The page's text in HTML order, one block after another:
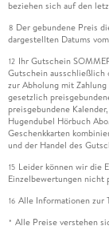
beziehen sich auf den
8 Der gebundene Preis
dargestellten Datums
12 Ihr Gutschein
Gutschein ausschließlich
zur Abholung mit
gesetzlich
preisgebundene
Hugendubel Hörbuch
Geschenkkarten
und der Handel des
15 Leider können wir die
Einzelbewertungen nicht
16 Alle Informationen zur
* Alle Preise verstehen